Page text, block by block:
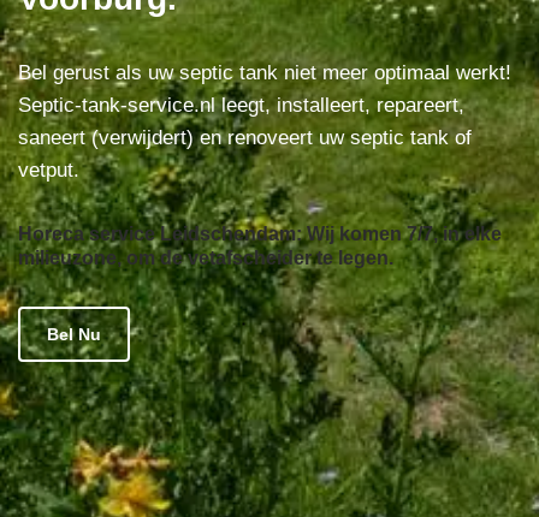
Bel gerust als uw septic tank niet meer optimaal werkt!
Septic-tank-service.nl leegt, installeert, repareert,
saneert (verwijdert) en renoveert uw septic tank of
vetput.
Horeca service Leidschendam: Wij komen 7/7, in elke
milieuzone, om de vetafscheider te legen.
Bel Nu